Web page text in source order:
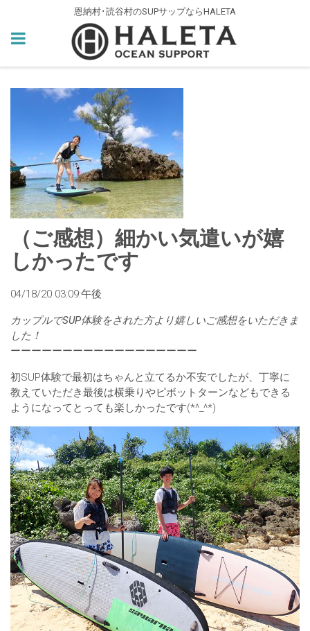
恩納村･読谷村のSUPサップならHALETA
（ご感想）細かい気遣いが嬉
しかったです
04/18/20 03:09:午後
カップルでSUP体験をされた方より嬉しいご感想をいただきま
した！
ーーーーーーーーーーーーーーーーーー
初SUP体験で最初はちゃんと立てるか不安でしたが、丁寧に
教えていただき最後は横乗りやピボットターンなどもできる
ようになってとっても楽しかったです(*^_^*)